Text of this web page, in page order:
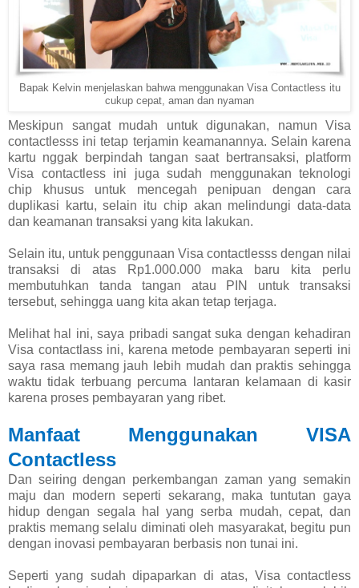
Bapak Kelvin menjelaskan bahwa menggunakan Visa Contactless itu
cukup cepat, aman dan nyaman
Meskipun sangat mudah untuk digunakan, namun Visa
contactlesss ini tetap terjamin keamanannya. Selain karena
kartu nggak berpindah tangan saat bertransaksi, platform
Visa contactless ini juga sudah menggunakan teknologi
chip khusus untuk mencegah penipuan dengan cara
duplikasi kartu, selain itu chip akan melindungi data-data
dan keamanan transaksi yang kita lakukan.
Selain itu, untuk penggunaan Visa contactlesss dengan nilai
transaksi di atas Rp1.000.000 maka baru kita perlu
membutuhkan tanda tangan atau PIN untuk transaksi
tersebut, sehingga uang kita akan tetap terjaga.
Melihat hal ini, saya pribadi sangat suka dengan kehadiran
Visa contactlass ini, karena metode pembayaran seperti ini
saya rasa memang jauh lebih mudah dan praktis sehingga
waktu tidak terbuang percuma lantaran kelamaan di kasir
karena proses pembayaran yang ribet.
Manfaat Menggunakan VISA
Contactless
Dan seiring dengan perkembangan zaman yang semakin
maju dan modern seperti sekarang, maka tuntutan gaya
hidup dengan segala hal yang serba mudah, cepat, dan
praktis memang selalu diminati oleh masyarakat, begitu pun
dengan inovasi pembayaran berbasis non tunai ini.
Seperti yang sudah dipaparkan di atas, Visa contactless